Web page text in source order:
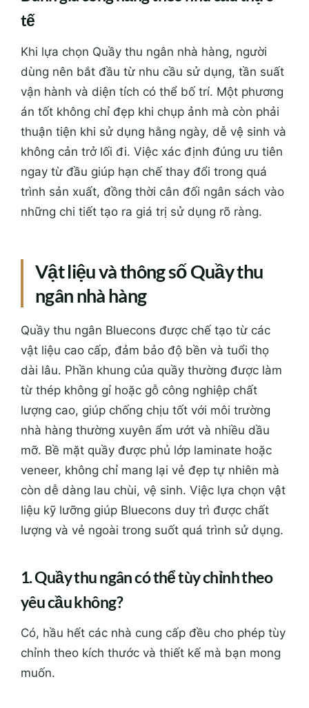
tế
Khi lựa chọn Quầy thu ngân nhà hàng, người
dùng nên bắt đầu từ nhu cầu sử dụng, tần suất
vận hành và diện tích có thể bố trí. Một phương
án tốt không chỉ đẹp khi chụp ảnh mà còn phải
thuận tiện khi sử dụng hằng ngày, dễ vệ sinh và
không cản trở lối đi. Việc xác định đúng ưu tiên
ngay từ đầu giúp hạn chế thay đổi trong quá
trình sản xuất, đồng thời cân đối ngân sách vào
những chi tiết tạo ra giá trị sử dụng rõ ràng.
Vật liệu và thông số Quầy thu
ngân nhà hàng
Quầy thu ngân Bluecons được chế tạo từ các
vật liệu cao cấp, đảm bảo độ bền và tuổi thọ
dài lâu. Phần khung của quầy thường được làm
từ thép không gỉ hoặc gỗ công nghiệp chất
lượng cao, giúp chống chịu tốt với môi trường
nhà hàng thường xuyên ẩm ướt và nhiều dầu
mỡ. Bề mặt quầy được phủ lớp laminate hoặc
veneer, không chỉ mang lại vẻ đẹp tự nhiên mà
còn dễ dàng lau chùi, vệ sinh. Việc lựa chọn vật
liệu kỹ lưỡng giúp Bluecons duy trì được chất
lượng và vẻ ngoài trong suốt quá trình sử dụng.
1. Quầy thu ngân có thể tùy chỉnh theo
yêu cầu không?
Có, hầu hết các nhà cung cấp đều cho phép tùy
chỉnh theo kích thước và thiết kế mà bạn mong
muốn.